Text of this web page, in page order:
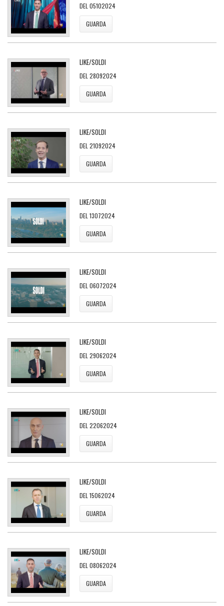
DEL 05102024
GUARDA
LIKE/SOLDI
DEL 28092024
GUARDA
LIKE/SOLDI
DEL 21092024
GUARDA
LIKE/SOLDI
DEL 13072024
GUARDA
LIKE/SOLDI
DEL 06072024
GUARDA
LIKE/SOLDI
DEL 29062024
GUARDA
LIKE/SOLDI
DEL 22062024
GUARDA
LIKE/SOLDI
DEL 15062024
GUARDA
LIKE/SOLDI
DEL 08062024
GUARDA